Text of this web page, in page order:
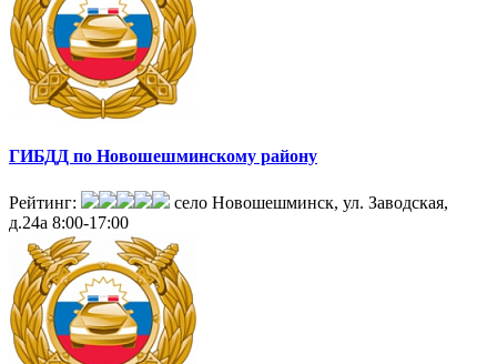
ГИБДД по Новошешминскому району
Рейтинг:
село Новошешминск, ул. Заводская,
д.24а 8:00-17:00